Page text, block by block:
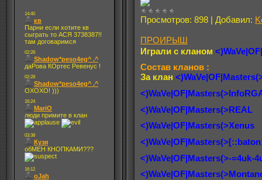
Просмотров: 898 | Добавил:
ПРОИРЫШ
Играли с кланом
Состав кланов :
За клан
<)WaVe|OF|Masters(>REAL
<)WaVe|OF|Masters(>Xenus
<)WaVe|OF|Masters(>-=4uk-